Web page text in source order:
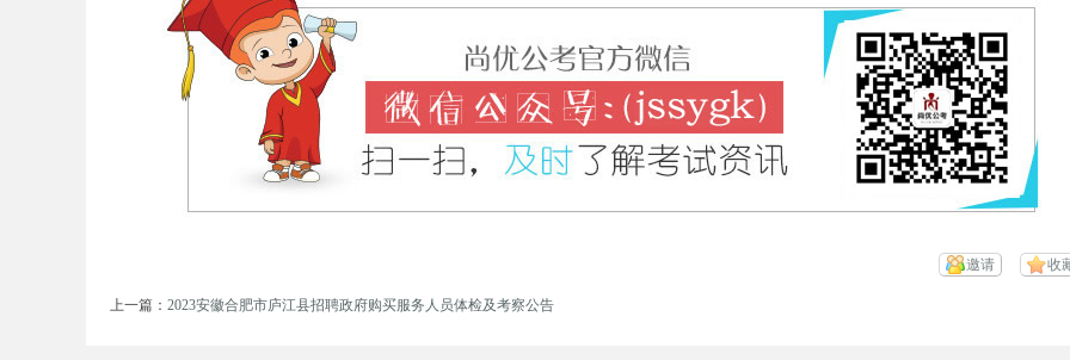
收
邀请
上一篇： 2023安徽合肥市庐江县招聘政府购买服务人员体检及考察公告